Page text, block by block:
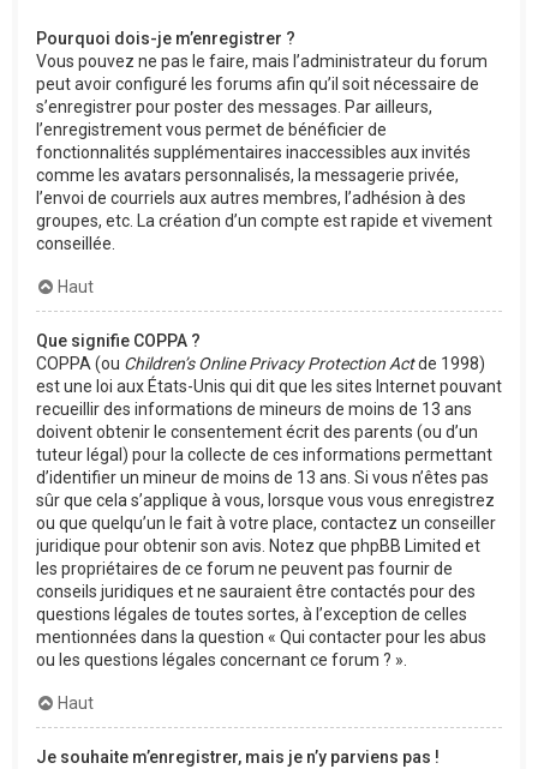
Pourquoi dois-je m’enregistrer ?
Vous pouvez ne pas le faire, mais l’administrateur du forum
peut avoir configuré les forums afin qu’il soit nécessaire de
s’enregistrer pour poster des messages. Par ailleurs,
l’enregistrement vous permet de bénéficier de
fonctionnalités supplémentaires inaccessibles aux invités
comme les avatars personnalisés, la messagerie privée,
l’envoi de courriels aux autres membres, l’adhésion à des
groupes, etc. La création d’un compte est rapide et vivement
conseillée.
Haut
Que signifie COPPA ?
COPPA (ou Children’s Online Privacy Protection Actde 1998)
est une loi aux États-Unis qui dit que les sites Internet pouvant
recueillir des informations de mineurs de moins de 13 ans
doivent obtenir le consentement écrit des parents (ou d’un
tuteur légal) pour la collecte de ces informations permettant
d’identifier un mineur de moins de 13 ans. Si vous n’êtes pas
sûr que cela s’applique à vous, lorsque vous vous enregistrez
ou que quelqu’un le fait à votre place, contactez un conseiller
juridique pour obtenir son avis. Notez que phpBB Limited et
les propriétaires de ce forum ne peuvent pas fournir de
conseils juridiques et ne sauraient être contactés pour des
questions légales de toutes sortes, à l’exception de celles
mentionnées dans la question « Qui contacter pour les abus
ou les questions légales concernant ce forum ? ».
Haut
Je souhaite m’enregistrer, mais je n’y parviens pas !